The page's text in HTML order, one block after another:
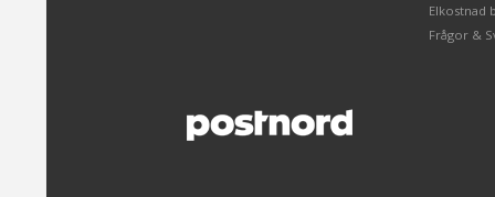
Elkostnad
Frågor &